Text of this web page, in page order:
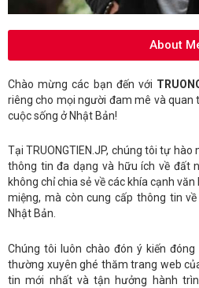
About
Chào mừng các bạn đến với
riêng cho mọi người đam mê và quan
cuộc sống ở Nhật Bản!
Tại TRUONGTIEN.JP, chúng tôi tự
thông tin đa dạng và hữu ích về đất
không chỉ chia sẻ về các khía cạnh
miệng, mà còn cung cấp thông tin
Nhật Bản.
Chúng tôi luôn chào đón ý kiến
thường xuyên ghé thăm trang web
tin mới nhất và tận hưởng hành